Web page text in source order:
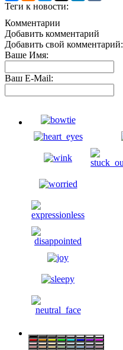
Теги к новости:
Комментарии
Добавить комментарий
Добавить свой комментарий:
Ваше Имя:
Ваш E-Mail: